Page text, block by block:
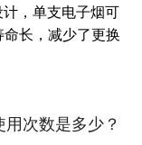
，单支电子烟可
长，减少了更换
次数是多少？